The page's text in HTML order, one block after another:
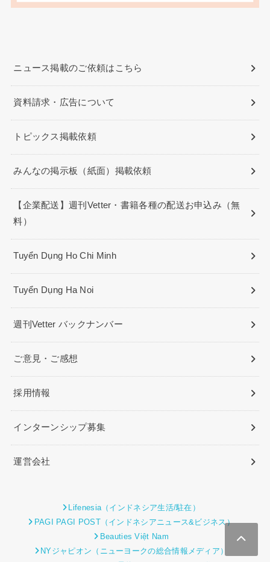
ニュース掲載のご依頼はこちら
資料請求・広告について
トピックス掲載依頼
みんなの掲示板（紙面）掲載依頼
【企業配送】週刊Vetter・書籍各種の配送お申込み（無
料）
Tuyển Dụng Ho Chi Minh
Tuyển Dụng Ha Noi
週刊Vetter バックナンバー
ご意見・ご感想
採用情報
インターンシップ募集
運営会社
Lifenesia（インドネシア生活/駐在）
PAGI PAGI POST（インドネシアニュース&ビジネス）
Beauties Việt Nam
NYジャピオン（ニューヨークの総合情報メディア）